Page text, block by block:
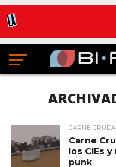
CARNE CRUDA
Carne
los CIEs
punk